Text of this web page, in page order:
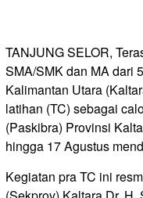
TANJUNG SELOR,
SMA/SMK dan MA dari
Kalimantan Utara
latihan (TC) sebagai
(Paskibra) Provinsi
hingga 17 Agustus
Kegiatan pra TC ini